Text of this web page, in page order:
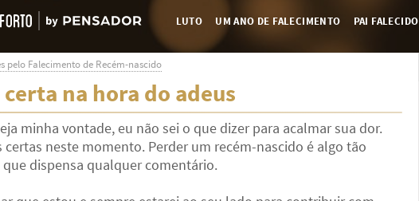
LUTO UM ANO DE FALECIMENTO PAI FALECIDO
pelo Falecimento de Recém-nascido
na hora do adeus
minha vontade, eu não sei o que dizer para acalmar sua dor.
certas neste momento. Perder um recém-nascido é algo tão
dispensa qualquer comentário.